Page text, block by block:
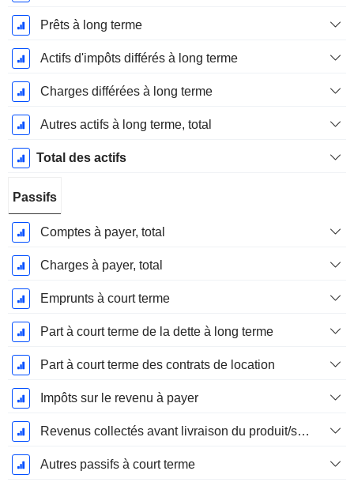
Prêts à long terme
Actifs d'impôts différés à long terme
Charges différées à long terme
Autres actifs à long terme, total
Total des actifs
Passifs
Comptes à payer, total
Charges à payer, total
Emprunts à court terme
Part à court terme de la dette à long terme
Part à court terme des contrats de location
Impôts sur le revenu à payer
Revenus collectés avant livraison du produit/service
Autres passifs à court terme